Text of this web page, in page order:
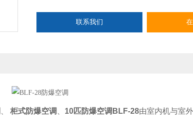
联系我们
柜式防爆空调 10匹防爆空调BLF-28由室内机与室